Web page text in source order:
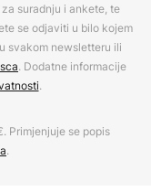
suradnju i ankete, te
se odjaviti u bilo kojem
svakom newsletteru ili
. Dodatne informacije
.
Primjenjuje se popis
.